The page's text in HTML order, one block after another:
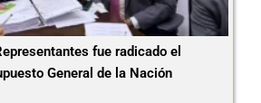
fue radicado el
General de la Nación